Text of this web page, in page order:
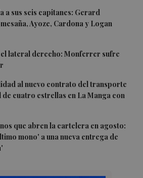
a sus seis capitanes: Gerard
Ayoze, Cardona y Logan
lateral derecho: Monferrer sufre
al nuevo contrato del transporte
de cuatro estrellas en La Manga con
que abren la cartelera en agosto:
mono' a una nueva entrega de